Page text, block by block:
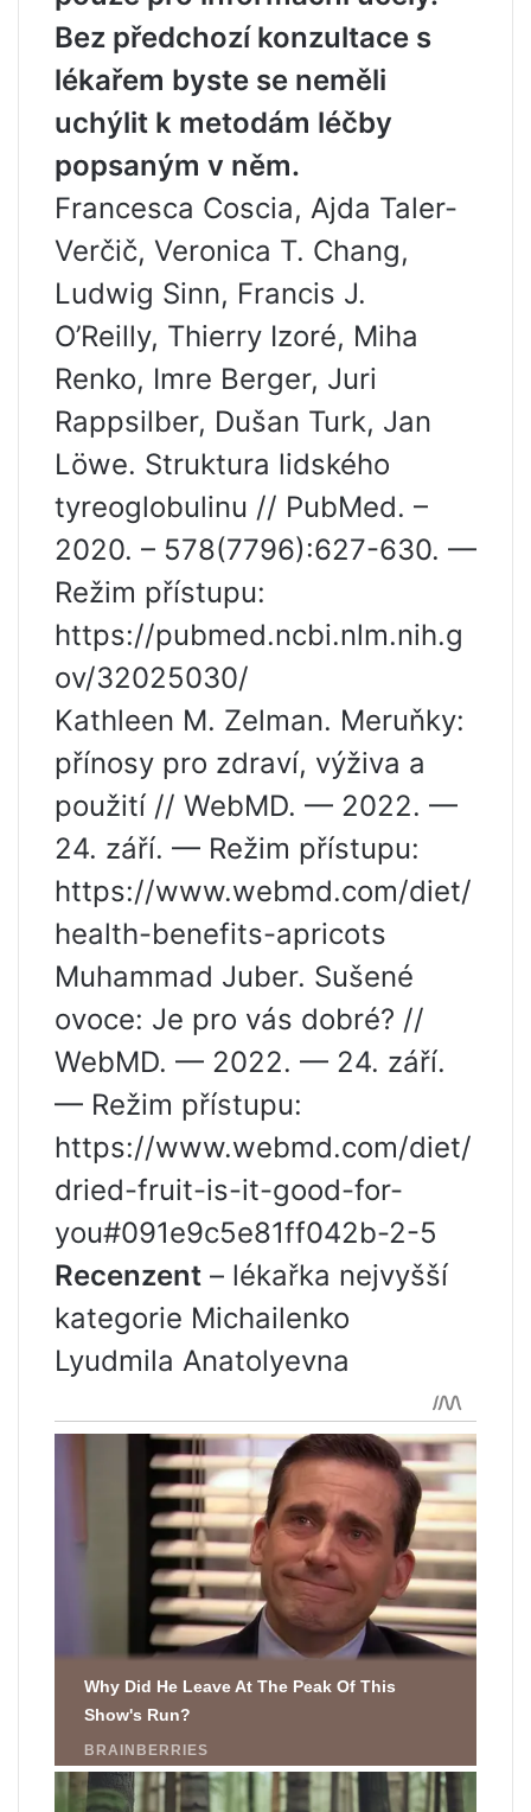
Bez předchozí konzultace s
lékařem byste se neměli
uchýlit k metodám léčby
popsaným v něm.
Francesca Coscia, Ajda Taler-
Verčič, Veronica T. Chang,
Ludwig Sinn, Francis J.
O’Reilly, Thierry Izoré, Miha
Renko, Imre Berger, Juri
Rappsilber, Dušan Turk, Jan
Löwe. Struktura lidského
tyreoglobulinu // PubMed. –
2020. – 578(7796):627-630. —
Režim přístupu:
https://pubmed.ncbi.nlm.nih.g
ov/32025030/
Kathleen M. Zelman. Meruňky:
přínosy pro zdraví, výživa a
použití // WebMD. — 2022. —
24. září. — Režim přístupu:
https://www.webmd.com/diet/
health-benefits-apricots
Muhammad Juber. Sušené
ovoce: Je pro vás dobré? //
WebMD. — 2022. — 24. září.
— Režim přístupu:
https://www.webmd.com/diet/
dried-fruit-is-it-good-for-
you#091e9c5e81ff042b-2-5
Recenzent – lékařka nejvyšší
kategorie Michailenko
Lyudmila Anatolyevna